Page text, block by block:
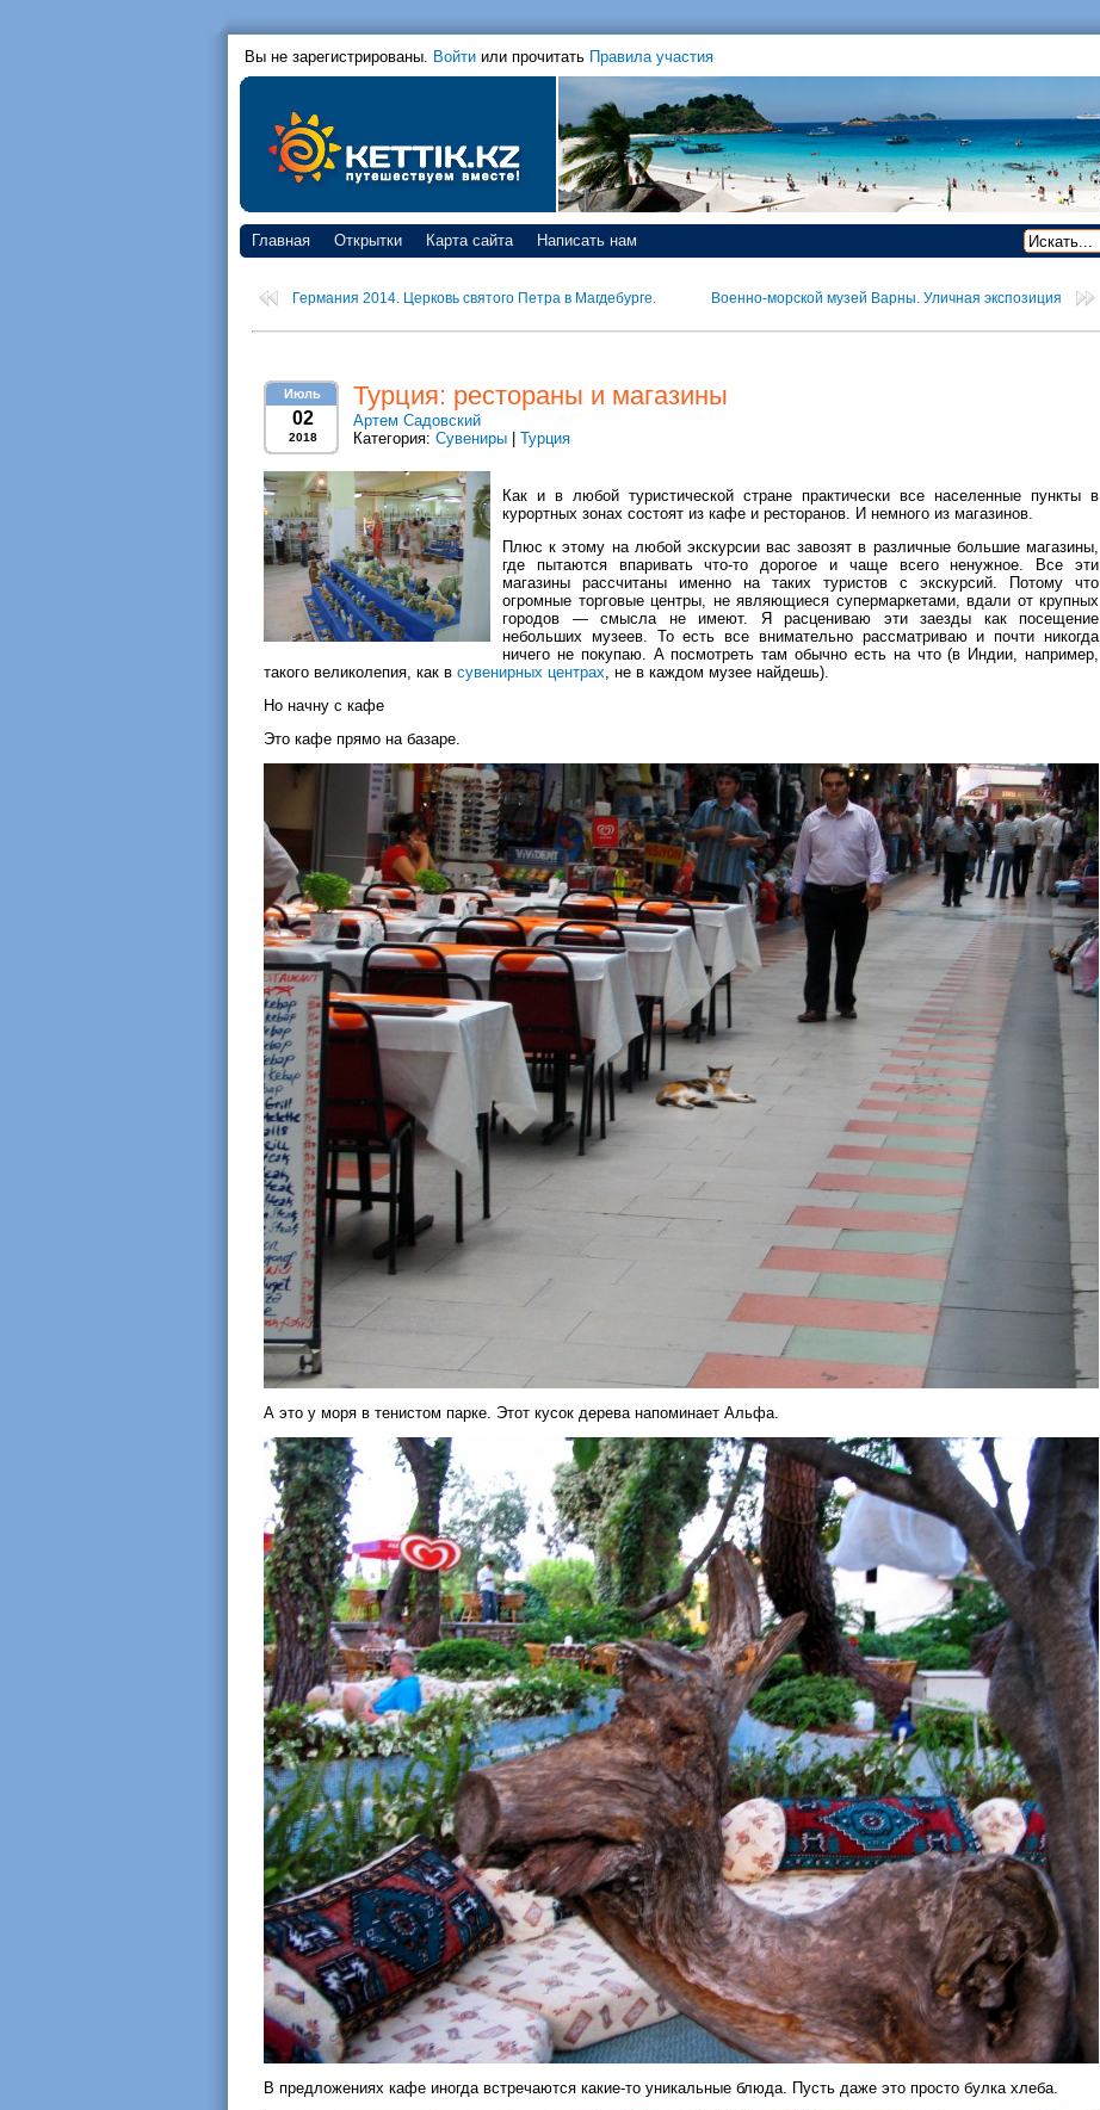
Вы не зарегистрированы. Войти или прочитать Правила участия
Главная Открытки Карта сайта Написать нам
Германия 2014. Церковь святого Петра в Магдебурге. Военно-морской музей Варны. Уличная экспозиция
Июль
02
2018
Турция: рестораны и магазины
Артем Садовский
Категория: Сувениры | Турция
Как и в любой туристической стране практически все населенные пункты в
курортных зонах состоят из кафе и ресторанов. И немного из магазинов.
Плюс к этому на любой экскурсии вас завозят в различные большие магазины,
где пытаются впаривать что-то дорогое и чаще всего ненужное. Все эти
магазины рассчитаны именно на таких туристов с экскурсий. Потому что
огромные торговые центры, не являющиеся супермаркетами, вдали от крупных
городов — смысла не имеют. Я расцениваю эти заезды как посещение
небольших музеев. То есть все внимательно рассматриваю и почти никогда
ничего не покупаю. А посмотреть там обычно есть на что (в Индии, например,
такого великолепия, как в сувенирных центрах , не в каждом музее найдешь).
Но начну с кафе
Это кафе прямо на базаре.
А это у моря в тенистом парке. Этот кусок дерева напоминает Альфа.
В предложениях кафе иногда встречаются какие-то уникальные блюда. Пусть даже это просто булка хлеба.